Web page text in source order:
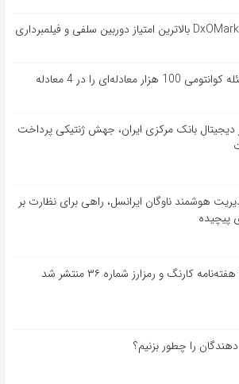
آیفون 14 پرو در بررسی DxOMark بالاترین امتیاز دوربین سلفی و فیلمبرداری
هوش مصنوعی یک مسئله کوانتومی 100 هزار معادله‌‎ای را در 4 معادله
دیجیتال بانک مرکزی ایران، جهش ژنتیکی پرداخت
هوشمند ناوگان ایرانسل، راهی برای نظارت بر
پیچیده
را چطور بزنیم؟